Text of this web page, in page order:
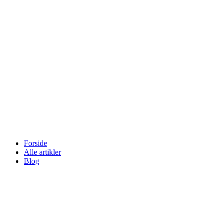
Forside
Alle artikler
Blog